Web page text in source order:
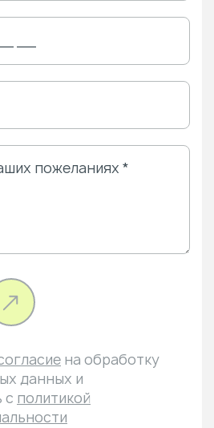
на обработку
данных и
с политикой